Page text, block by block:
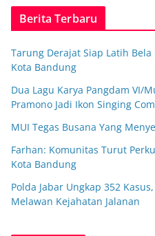
Berita Terbaru
Tarung Derajat Siap Latih
Kota Bandung
Dua Lagu Karya Pangdam VI/
Pramono Jadi Ikon Singing
MUI Tegas Busana Yang
Farhan: Komunitas Turut
Kota Bandung
Polda Jabar Ungkap 352
Melawan Kejahatan Jalanan